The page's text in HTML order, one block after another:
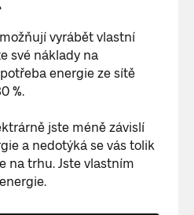
vyrábět vlastní
své náklady na
energie ze sítě
%.
jste méně závislí
a nedotýká se vás tolik
na trhu. Jste vlastním